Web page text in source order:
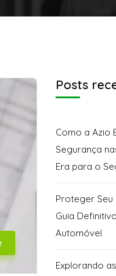
Posts
Como a Azio
Segurança
Era para o
Proteger Seu
Guia
Automóvel
Explorando